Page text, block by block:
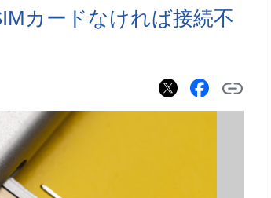
カードなければ接続不